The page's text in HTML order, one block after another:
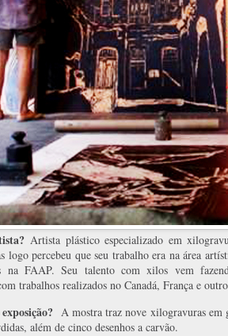
Artista plástico especializado em
logo percebeu que seu trabalho era na área
na FAAP. Seu talento com xilos vem
trabalhos realizados no Canadá, França e
A mostra traz nove xilogravuras em
além de cinco desenhos a carvão.